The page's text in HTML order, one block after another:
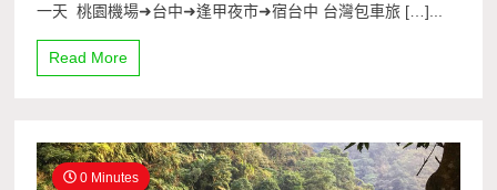
一天 桃園機場➜台中➜逢甲夜市➜宿台中 台灣包車旅 […]...
Read More
0 Minutes